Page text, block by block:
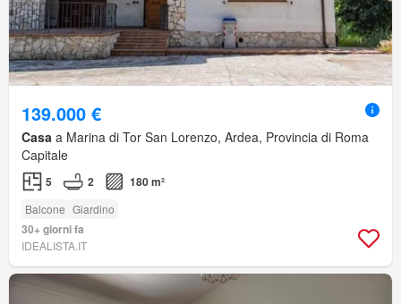
139.000 €
Casa a Marina di Tor San Lorenzo, Ardea, Provincia di Roma
Capitale
5 2 180 m²
Balcone Giardino
30+ giorni fa
IDEALISTA.IT